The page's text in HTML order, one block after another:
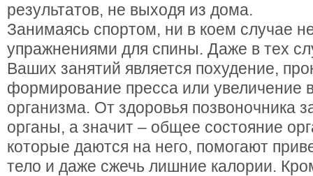
результатов, не выходя из дома.
Занимаясь спортом, ни в коем случае
упражнениями для спины. Даже в тех
Ваших занятий является похудение,
формирование пресса или увеличение
организма. От здоровья позвоночника
органы, а значит – общее состояние
которые даются на него, помогают
тело и даже сжечь лишние калории.